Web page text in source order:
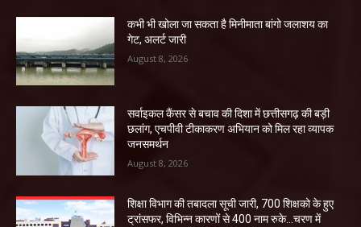
कभी भी खोला जा सकता है मिनीमाता बांगो जलाशय का
गेट, अलर्ट जारी
August 8, 2026
सर्वाइकल कैंसर से बचाव की दिशा में छत्तीसगढ़ की बड़ी
छलांग, एचपीवी टीकाकरण अभियान को मिल रहा व्यापक
जनसमर्थन
August 8, 2026
शिक्षा विभाग की तबादला सूची जारी, 700 शिक्षको के हुए
ट्रांसफर, विभिन्न कारणों से 400 नाम रुके…चरण में